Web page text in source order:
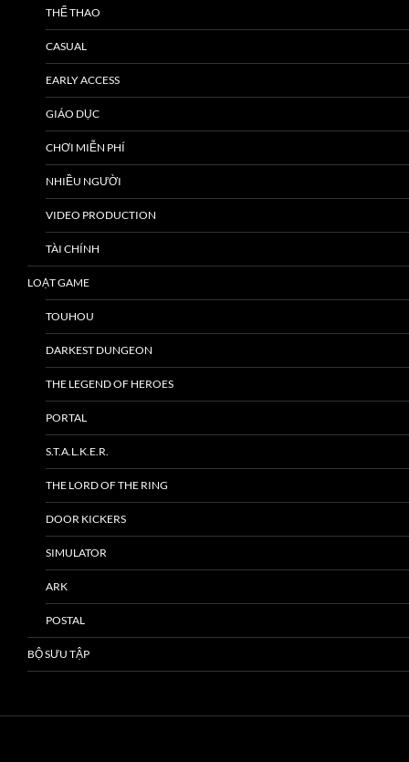
THỂ THAO
CASUAL
EARLY ACCESS
GIÁO DỤC
CHƠI MIỄN PHÍ
NHIỀU NGƯỜI
VIDEO PRODUCTION
TÀI CHÍNH
LOẠT GAME
TOUHOU
DARKEST DUNGEON
THE LEGEND OF HEROES
PORTAL
S.T.A.L.K.E.R.
THE LORD OF THE RING
DOOR KICKERS
SIMULATOR
ARK
POSTAL
BỘ SƯU TẬP